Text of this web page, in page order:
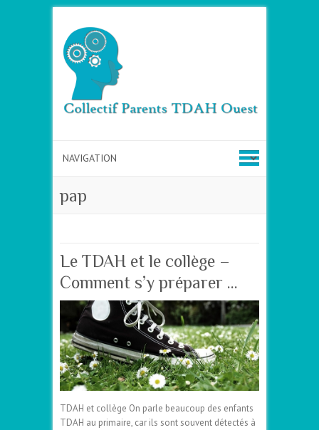
pap
Le TDAH et le collège –
Comment s’y préparer …
TDAH et collège On parle beaucoup des enfants
TDAH au primaire, car ils sont souvent détectés à